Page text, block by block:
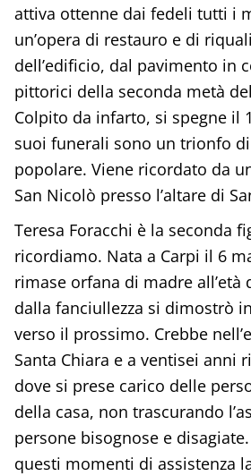
attiva ottenne dai fedeli tutti i
un’opera di restauro e di
dell’edificio, dal pavimento in
pittorici della seconda metà
Colpito da infarto, si spegne il
suoi funerali sono un trionfo
popolare. Viene ricordato da
San Nicolò presso l’altare di
Teresa Foracchi è la seconda
ricordiamo. Nata a Carpi il 6
rimase orfana di madre
dalla fanciullezza si dimostrò
verso il prossimo. Crebbe
Santa Chiara e a ventisei anni
dove si prese carico delle
della casa, non trascurando
persone bisognose e
questi momenti di assistenza